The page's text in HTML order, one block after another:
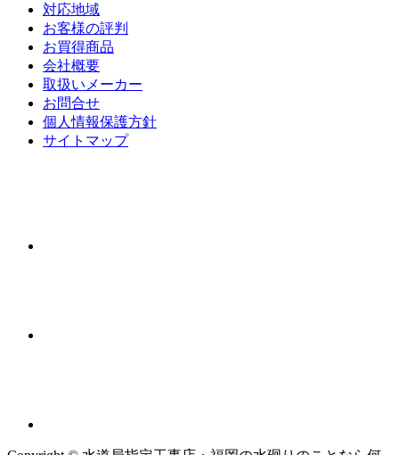
対応地域
お客様の評判
お買得商品
会社概要
取扱いメーカー
お問合せ
個人情報保護方針
サイトマップ